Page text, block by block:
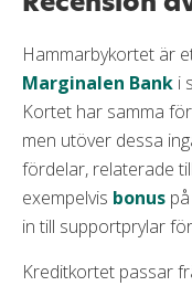
Hammarbykortet är
Marginalen Bank i
Kortet har samma
men utöver dessa
fördelar, relaterade
exempelvis bonus
in till supportprylar
Kreditkortet passar